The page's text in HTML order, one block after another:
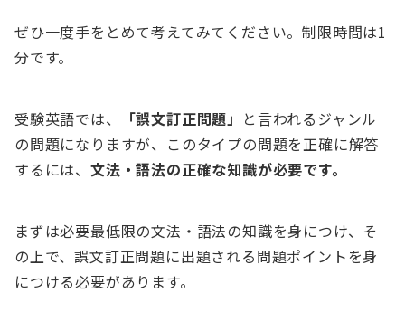
ぜひ一度手をとめて考えてみてください。制限時間は1
分です。
受験英語では、 「誤文訂正問題」 と言われるジャンル
の問題になりますが、このタイプの問題を正確に解答
するには、 文法・語法の正確な知識が必要です。
まずは必要最低限の文法・語法の知識を身につけ、そ
の上で、誤文訂正問題に出題される問題ポイントを身
につける必要があります。